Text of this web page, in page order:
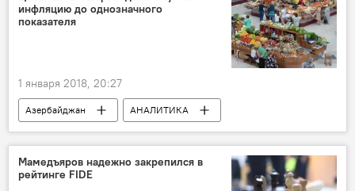
инфляцию до однозначного
показателя
1 января 2018, 20:27
Азербайджан
АНАЛИТИКА
Новости
Экономика
Мамедъяров надежно закрепился в
рейтинге FIDE